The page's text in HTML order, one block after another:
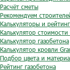
Расчёт сметы
Рекомендуем
Калькуляторы и
Калькулятор
Калькулятор газобетона
Калькулятор кровли
Подбор цвета и
Рейтинг газобетона